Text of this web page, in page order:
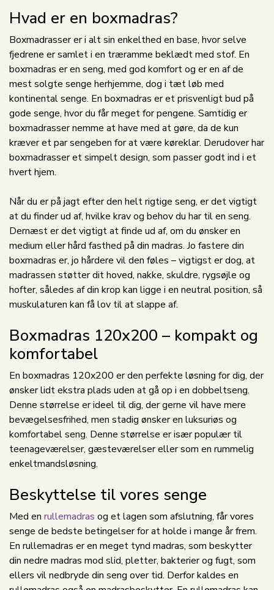
Hvad er en boxmadras?
Boxmadrasser er i alt sin enkelthed en base, hvor selve
fjedrene er samlet i en træramme beklædt med stof. En
boxmadras er en seng, med god komfort og er en af de
mest solgte senge herhjemme, dog i tæt løb med
kontinental senge. En boxmadras er et prisvenligt bud på
gode senge, hvor du får meget for pengene. Samtidig er
boxmadrasser nemme at have med at gøre, da de kun
kræver et par sengeben for at være køreklar. Derudover har
boxmadrasser et simpelt design, som passer godt ind i et
hvert hjem.
Når du er på jagt efter den helt rigtige seng, er det vigtigt
at du finder ud af, hvilke krav og behov du har til en seng.
Dernæst er det vigtigt at finde ud af, om du ønsker en
medium eller hård fasthed på din madras. Jo fastere din
boxmadras er, jo hårdere vil den føles – vigtigst er dog, at
madrassen støtter dit hoved, nakke, skuldre, rygsøjle og
hofter, således af din krop kan ligge i en neutral position, så
muskulaturen kan få lov til at slappe af.
Boxmadras 120x200 – kompakt og
komfortabel
En boxmadras 120x200 er den perfekte løsning for dig, der
ønsker lidt ekstra plads uden at gå op i en dobbeltseng.
Denne størrelse er ideel til dig, der gerne vil have mere
bevægelsesfrihed, men stadig ønsker en luksuriøs og
komfortabel seng. Denne størrelse er især populær til
teenageværelser, gæsteværelser eller som en rummelig
enkeltmandsløsning.
Beskyttelse til vores senge
Med en rullemadras og et lagen som afslutning, får vores
senge de bedste betingelser for at holde i mange år frem.
En rullemadras er en meget tynd madras, som beskytter
din nedre madras mod slid, pletter, bakterier og fugt, som
ellers vil nedbryde din seng over tid. Derfor kaldes en